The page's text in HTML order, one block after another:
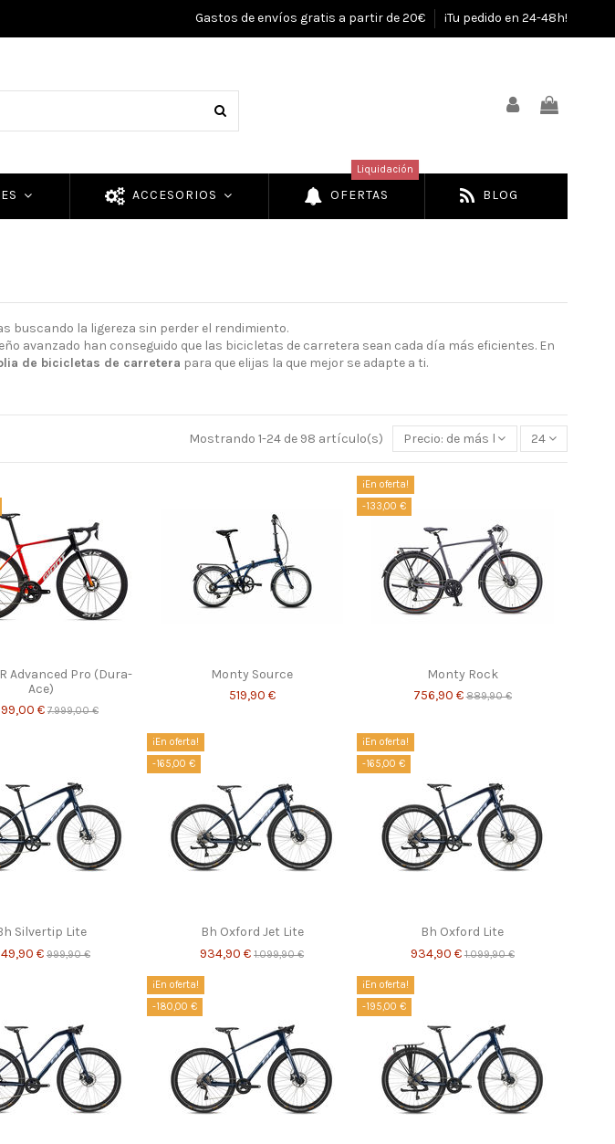
Gastos de envíos gratis a partir de 20€ ¡Tu pedido en 24-48h!
ACCESORIOS OFERTAS
Liquidación
BLOG
buscando la ligereza sin perder el rendimiento.
avanzado han conseguido que las bicicletas de carretera sean cada día más eficientes. En
de bicicletas de carretera para que elijas la que mejor se adapte a ti.
Mostrando 1-24 de 98 artículo(s) Precio: de más bajo a más alto
24
Advanced Pro (Dura-
Ace)
€ 7.999,00 €
Monty Source
519,90 €
¡En oferta!
-133,00 €
Monty Rock
756,90 €889,90 €
Silvertip Lite
€ 999,90 €
¡En oferta!
-165,00 €
Bh Oxford Jet Lite
934,90 €1.099,90 €
¡En oferta!
-165,00 €
Bh Oxford Lite
934,90 €1.099,90 €
¡En oferta!
-180,00 €
¡En oferta!
-195,00 €